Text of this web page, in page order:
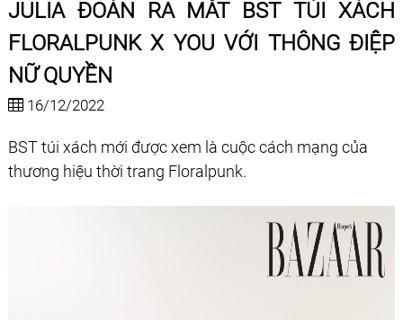
JULIA ĐOÀN RA MẮT BST TÚI XÁCH
FLORALPUNK X YOU VỚI THÔNG ĐIỆP
NỮ QUYỀN
16/12/2022
BST túi xách mới được xem là cuộc cách mạng của
thương hiệu thời trang Floralpunk.